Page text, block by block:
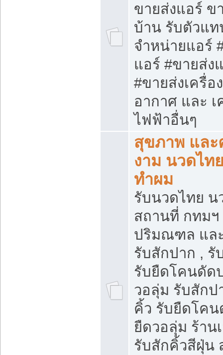
ขายส่งแอร์ ข
บ้าน รับตัวแท
จำหน่ายแอร์
แอร์ #ขายส่ง
#ขายส่งเครื่อ
อากาศ และ เ
ไฟฟ้าอื่นๆ
สุขภาพ และ
งาม นวดไท
ทำผม
รับนวดไทย น
สถานที่ กทมฯ
ปริมณฑล แล
รับสักปาก , รั
รับยืดโคนดัด
วอลุ่ม รับสักป
คิ้ว รับยืดโค
ยืดวอลุ่ม ร้าน
รับสักคิ้วสีฝุ่น